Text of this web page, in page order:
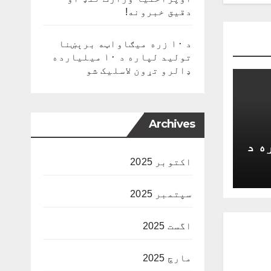
د
دقیق خبرونه!
د ۱۰ زره میګاواټه برېښنا
تولید لپاره د ۱۰ میلیارده
ډالرو تړون لاسلیک شو
Archives
اکتوبر 2025
سپتمبر 2025
اگست 2025
مارچ 2025